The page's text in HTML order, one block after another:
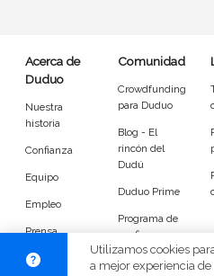
Acerca de
Duduo
Nuestra
historia
Confianza
Equipo
Empleo
Prensa
Comunidad
Crowdfunding
para Duduo
Blog - El
rincón del
Dudú
Duduo Prime
Programa de
confianza
DuduoApp
Utilizamos cookies
a mejor experiencia